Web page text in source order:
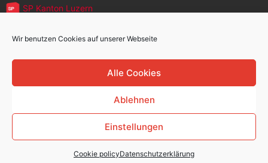
Wir benutzen Cookies auf unserer Webseite
Alle Cookies
Ablehnen
Einstellungen
Cookie policyDatenschutzerklärung
SP Kanton Luzern
JUSO Luzern
SP MigrantInnen
SP 60+
Sozialdemokratische Partei KriensCopyright © 2026.
Zurück nach oben ↑